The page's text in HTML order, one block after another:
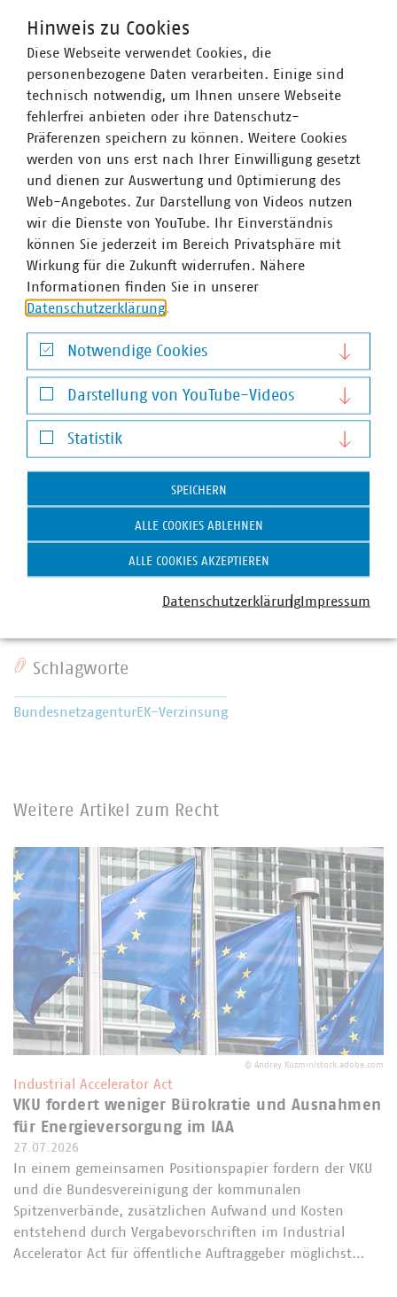
Ansprechpartner
Viktor Milovanović
Stellv. Bereichsleiter Recht, Senior-Fachgebietsleiter
Energieregulierungsrecht
milovanovic(at)vku(dot)de
Schlagworte
BundesnetzagenturEK-Verzinsung
Weitere Artikel zum Recht
© Andrey Kuzmin/stock.adobe.com
Industrial Accelerator Act
VKU fordert weniger Bürokratie und Ausnahmen
für Energieversorgung im IAA
27.07.2026
In einem gemeinsamen Positionspapier fordern der VKU
und die Bundesvereinigung der kommunalen
Spitzenverbände, zusätzlichen Aufwand und Kosten
entstehend durch Vergabevorschriften im Industrial
Accelerator Act für öffentliche Auftraggeber möglichst…
Hinweis zu Cookies
Diese Webseite verwendet Cookies, die
personenbezogene Daten verarbeiten. Einige sind
technisch notwendig, um Ihnen unsere Webseite
fehlerfrei anbieten oder ihre Datenschutz-
Präferenzen speichern zu können. Weitere Cookies
werden von uns erst nach Ihrer Einwilligung gesetzt
und dienen zur Auswertung und Optimierung des
Web-Angebotes. Zur Darstellung von Videos nutzen
wir die Dienste von YouTube. Ihr Einverständnis
können Sie jederzeit im Bereich Privatsphäre mit
Wirkung für die Zukunft widerrufen. Nähere
Informationen finden Sie in unserer
Datenschutzerklärung.
Notwendige Cookies
Notwendige Cookies
Darstellung von YouTube-Videos
Darstellung von YouTube-Videos
Statistik
Statistik
SPEICHERN
ALLE COOKIES ABLEHNEN
ALLE COOKIES AKZEPTIEREN
DatenschutzerklärungImpressum